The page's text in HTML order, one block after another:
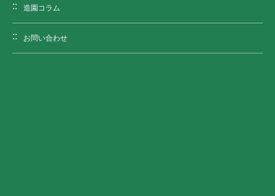
造園コラム
お問い合わせ